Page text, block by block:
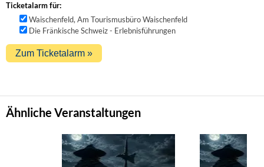
Ticketalarm für:
Waischenfeld, Am Tourismusbüro Waischenfeld
Die Fränkische Schweiz - Erlebnisführungen
Ähnliche Veranstaltungen